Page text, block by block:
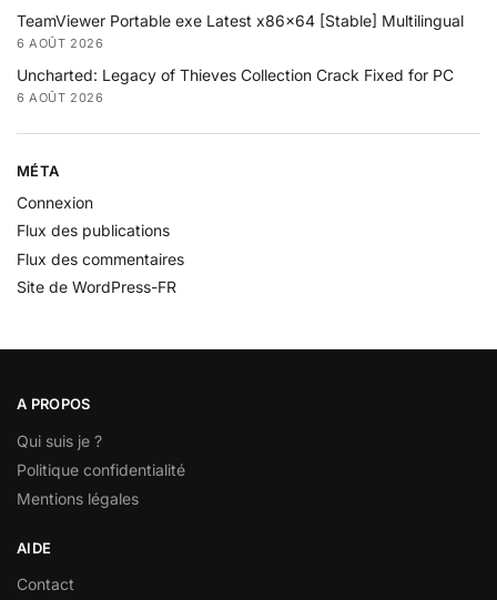
TeamViewer Portable exe Latest x86x64 [Stable] Multilingual
6 AOÛT 2026
Uncharted: Legacy of Thieves Collection Crack Fixed for PC
6 AOÛT 2026
MÉTA
Connexion
Flux des publications
Flux des commentaires
Site de WordPress-FR
A PROPOS
Qui suis je ?
Politique confidentialité
Mentions légales
AIDE
Contact